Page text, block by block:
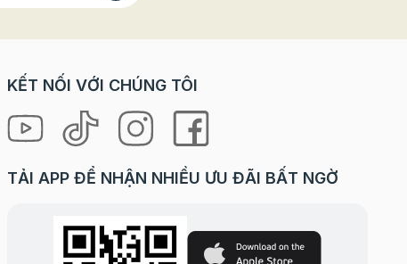
KẾT NỐI VỚI CHÚNG TÔI
TẢI APP ĐỂ NHẬN NHIỀU ƯU ĐÃI BẤT NGỜ